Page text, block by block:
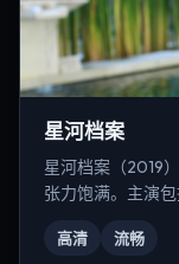
星河档案
星河档案（2019
张力饱满。主演包
高清 流畅